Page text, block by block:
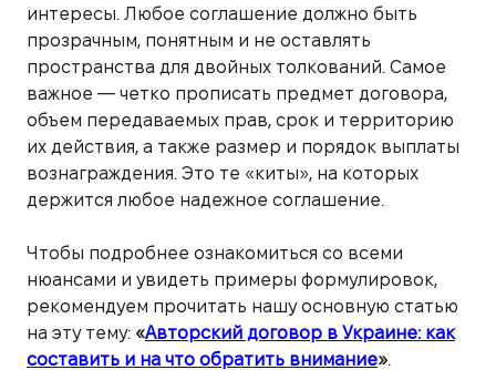
интересы. Любое соглашение должно быть
прозрачным, понятным и не оставлять
пространства для двойных толкований. Самое
важное — четко прописать предмет договора,
объем передаваемых прав, срок и территорию
их действия, а также размер и порядок выплаты
вознаграждения. Это те «киты», на которых
держится любое надежное соглашение.
Чтобы подробнее ознакомиться со всеми
нюансами и увидеть примеры формулировок,
рекомендуем прочитать нашу основную статью
на эту тему: «Авторский договор в Украине: как
составить и на что обратить внимание».